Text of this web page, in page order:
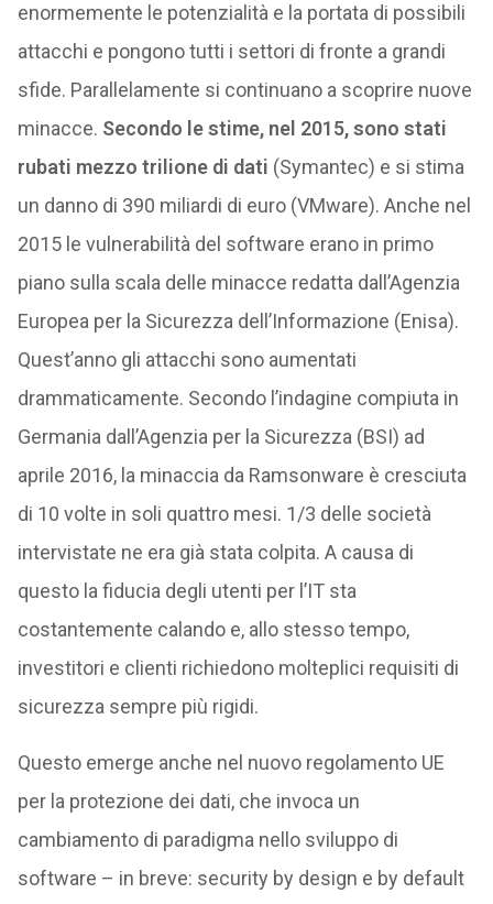
enormemente le potenzialità e la portata di possibili
attacchi e pongono tutti i settori di fronte a grandi
sfide. Parallelamente si continuano a scoprire nuove
minacce. Secondo le stime, nel 2015, sono stati
rubati mezzo trilione di dati (Symantec) e si stima
un danno di 390 miliardi di euro (VMware). Anche nel
2015 le vulnerabilità del software erano in primo
piano sulla scala delle minacce redatta dall’Agenzia
Europea per la Sicurezza dell’Informazione (Enisa).
Quest’anno gli attacchi sono aumentati
drammaticamente. Secondo l’indagine compiuta in
Germania dall’Agenzia per la Sicurezza (BSI) ad
aprile 2016, la minaccia da Ramsonware è cresciuta
di 10 volte in soli quattro mesi. 1/3 delle società
intervistate ne era già stata colpita. A causa di
questo la fiducia degli utenti per l’IT sta
costantemente calando e, allo stesso tempo,
investitori e clienti richiedono molteplici requisiti di
sicurezza sempre più rigidi.
Questo emerge anche nel nuovo regolamento UE
per la protezione dei dati, che invoca un
cambiamento di paradigma nello sviluppo di
software – in breve: security by design e by default